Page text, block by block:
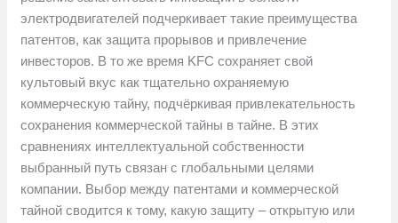
электродвигателей подчеркивает такие преимущества
патентов, как защита прорывов и привлечение
инвесторов. В то же время KFC сохраняет свой
культовый вкус как тщательно охраняемую
коммерческую тайну, подчёркивая привлекательность
сохранения коммерческой тайны в тайне. В этих
сравнениях интеллектуальной собственности
выбранный путь связан с глобальными целями
компании. Выбор между патентами и коммерческой
тайной сводится к тому, какую защиту – открытую или